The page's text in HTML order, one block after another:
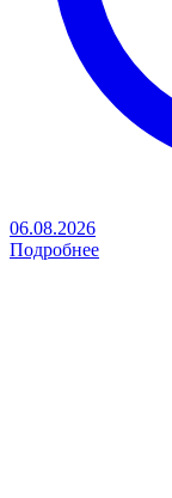
06.08.2026
Подробнее